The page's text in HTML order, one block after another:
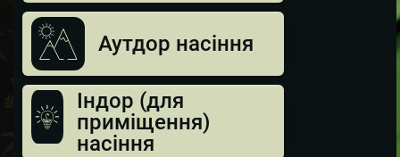
Аутдор насіння
Індор (для
приміщення)
насіння